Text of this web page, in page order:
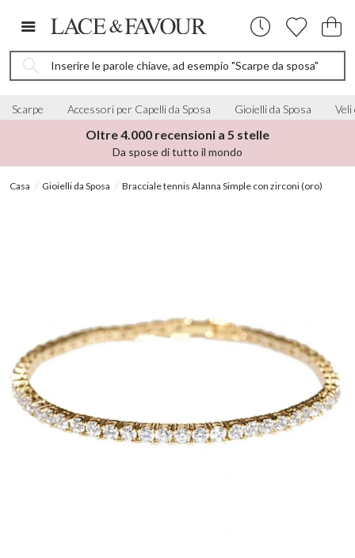
Inserire le parole chiave, ad esempio "Scarpe da sposa"
Scarpe Accessori per Capelli da Sposa Gioielli da Sposa Veli
Oltre 4.000 recensioni a 5 stelle
Da spose di tutto il mondo
Casa Gioielli da Sposa Bracciale tennis Alanna Simple con zirconi (oro)